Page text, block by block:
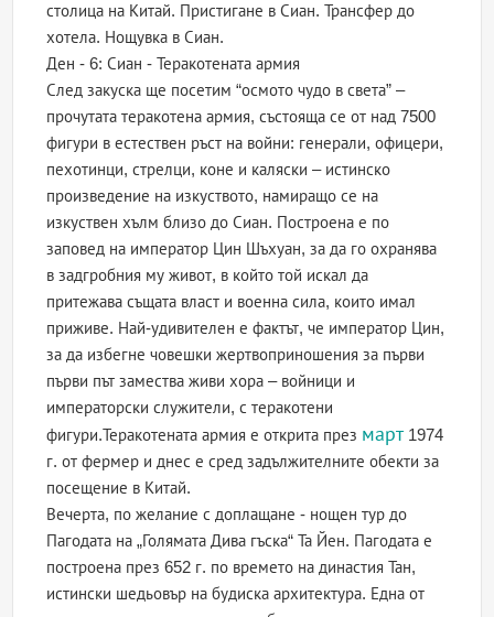
столица на Китай. Пристигане в Сиан. Трансфер до
хотела. Нощувка в Сиан.
Ден - 6: Сиан - Теракотената армия
След закуска ще посетим “осмото чудо в света” –
прочутата теракотена армия, състояща се от над 7500
фигури в естествен ръст на войни: генерали, офицери,
пехотинци, стрелци, коне и каляски – истинско
произведение на изкуството, намиращо се на
изкуствен хълм близо до Сиан. Построена е по
заповед на император Цин Шъхуан, за да го охранява
в задгробния му живот, в който той искал да
притежава същата власт и военна сила, които имал
приживе. Най-удивителен е фактът, че император Цин,
за да избегне човешки жертвоприношения за първи
първи път замества живи хора – войници и
императорски служители, с теракотени
фигури.Теракотената армия е открита през март1974
г. от фермер и днес е сред задължителните обекти за
посещение в Китай.
Вечерта, по желание с доплащане - нощен тур до
Пагодата на „Голямата Дива гъска“ Та Йен. Пагодата е
построена през 652 г. по времето на династия Тан,
истински шедьовър на будиска архитектура. Една от